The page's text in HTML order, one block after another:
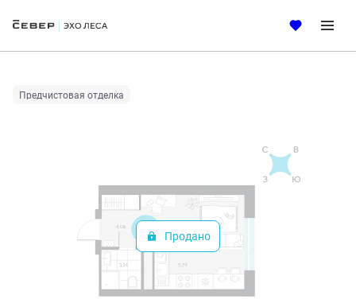
25.8 м 2
Ипотекаот 21 270 руб.
Предчистовая отделка
Продано